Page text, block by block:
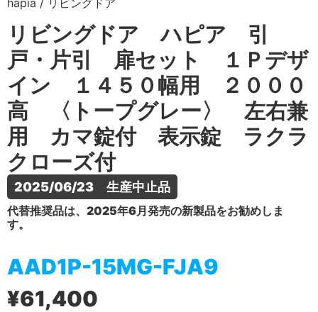
hapia / リビングドア
リビングドア ハピア 引
戸・片引 扉セット １Ｐデザ
イン １４５０幅用 ２０００
高 〈トープグレー〉 左右兼
用 カマ錠付 表示錠 ラクラ
クローズ付
2025/06/23　生産中止品
代替推奨品は、2025年6月発売の新製品をお勧めしま
す。
AAD1P-15MG-FJA9
¥61,400